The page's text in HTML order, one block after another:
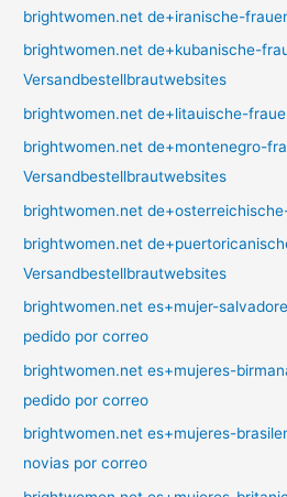
brightwomen.net de+iranische-
brightwomen.net de+kubanische-
Versandbestellbrautwebsites
brightwomen.net de+litauische-
brightwomen.net de+montenegro-
Versandbestellbrautwebsites
brightwomen.net
brightwomen.net
Versandbestellbrautwebsites
brightwomen.net es+mujer-
pedido por correo
brightwomen.net es+mujeres-
pedido por correo
brightwomen.net es+mujeres-
novias por correo